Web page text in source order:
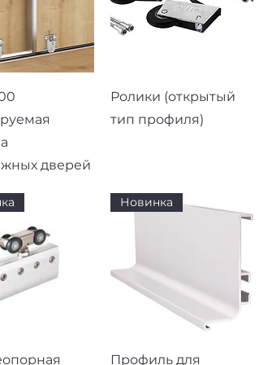
просмотр
дверей
Быстрый просмотр
Ролики (открытый
тип профиля)
просмотр Быстрый просмотр
Новинка
Профиль для